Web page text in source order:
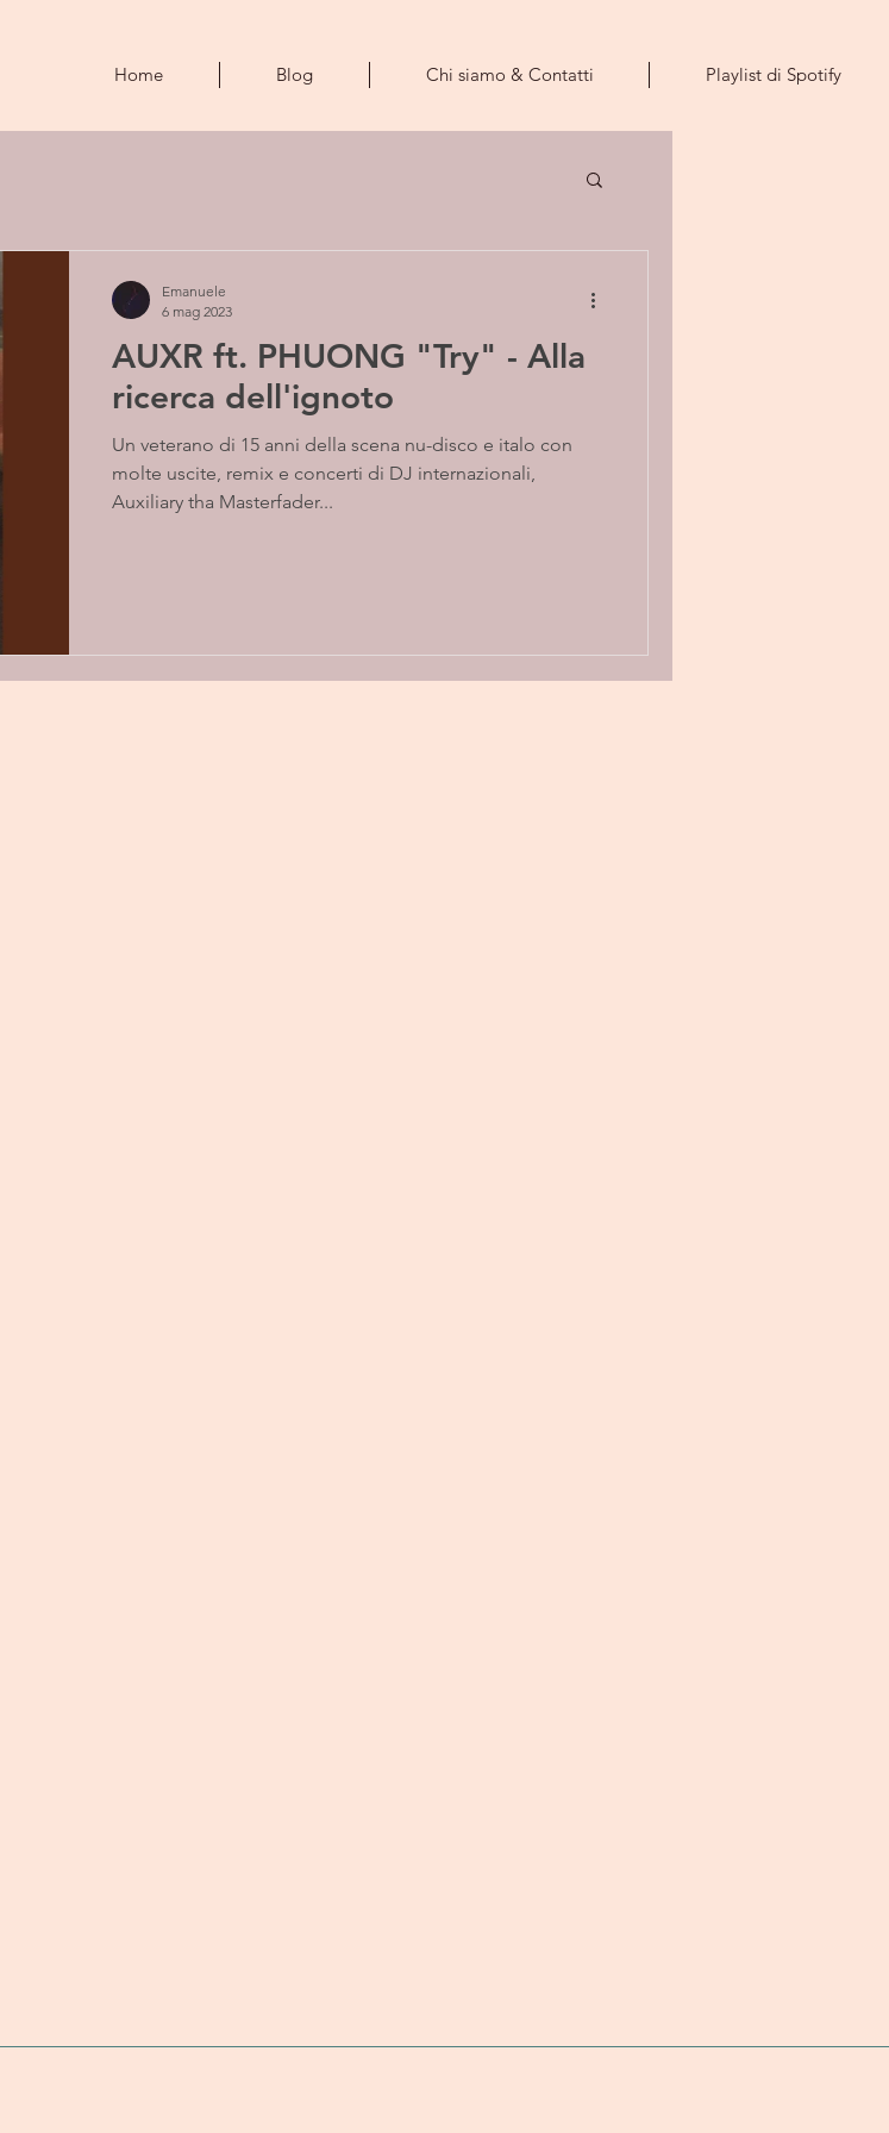
Home Blog Chi siamo & Contatti Playlist di Spotify
AUXR ft. PHUONG "Try" - Alla
ricerca dell'ignoto
Un veterano di 15 anni della scena nu-disco e italo con
molte uscite, remix e concerti di DJ internazionali,
Auxiliary tha Masterfader...
Emanuele
6 mag 2023